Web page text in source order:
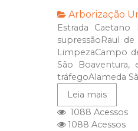
Arborização
Estrada
supressãoRaul
LimpezaCampo
São
tráfegoAlameda
Leia mais
1088 Acessos
1088 Acessos